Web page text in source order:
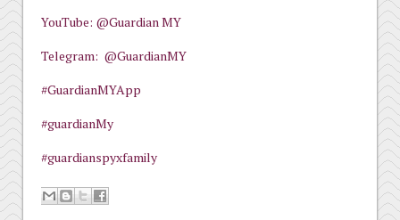
YouTube: @Guardian MY
Telegram: @GuardianMY
#GuardianMYApp
#guardianMy
#guardianspyxfamily